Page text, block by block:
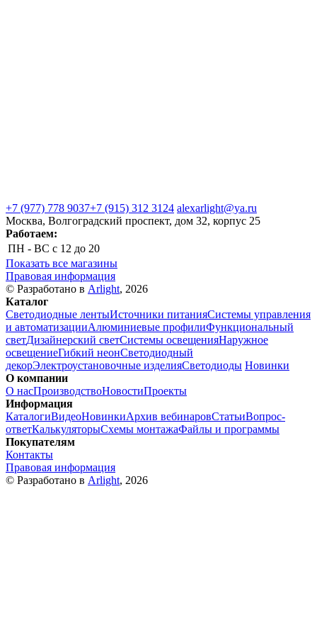
+7 (977) 778 9037+7 (915) 312 3124 alexarlight@ya.ru
Москва, Волгоградский проспект, дом 32, корпус 25
Работаем:
ПН - ВС с 12 до 20
Показать все магазины
Правовая информация
© Разработано в Arlight, 2026
Каталог
Светодиодные лентыИсточники питанияСистемы управления
и автоматизацииАлюминиевые профилиФункциональный
светДизайнерский светСистемы освещенияНаружное
освещениеГибкий неонСветодиодный
декорЭлектроустановочные изделияСветодиоды Новинки
О компании
О насПроизводствоНовостиПроекты
Информация
КаталогиВидеоНовинкиАрхив вебинаровСтатьиВопрос-
ответКалькуляторыСхемы монтажаФайлы и программы
Покупателям
Контакты
Правовая информация
© Разработано в Arlight, 2026